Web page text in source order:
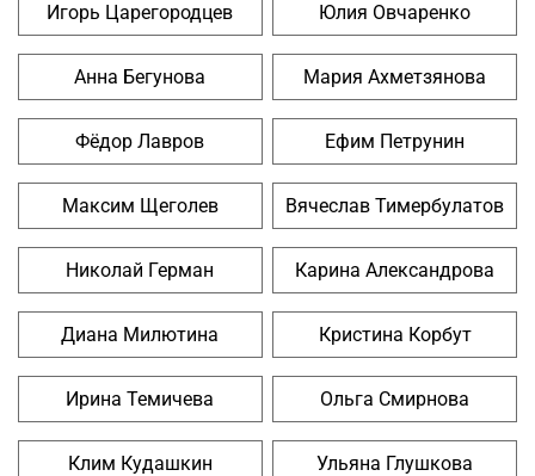
Игорь Царегородцев Юлия Овчаренко
Анна Бегунова Мария Ахметзянова
Фёдор Лавров Ефим Петрунин
Максим Щеголев Вячеслав Тимербулатов
Николай Герман Карина Александрова
Диана Милютина Кристина Корбут
Ирина Темичева Ольга Смирнова
Клим Кудашкин Ульяна Глушкова